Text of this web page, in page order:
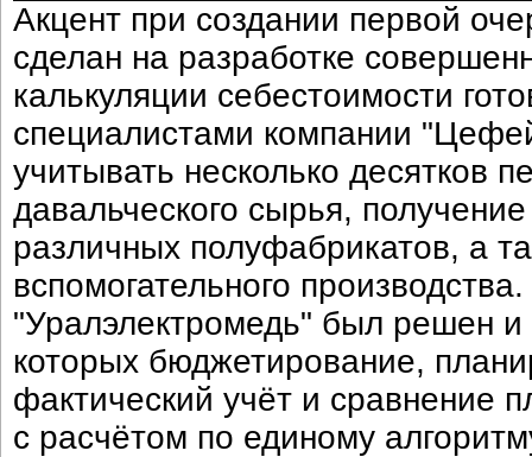
Акцент при создании первой
сделан на разработке
калькуляции себестоимости
специалистами компании
учитывать несколько десятков
давальческого сырья,
различных полуфабрикатов, а
вспомогательного
"Уралэлектромедь" был решен и
которых бюджетирование,
фактический учёт и сравнение
с расчётом по единому